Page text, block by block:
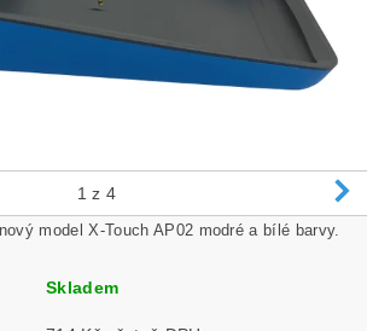
1 z 4
model X-Touch AP02 modré a bílé barvy.
Skladem